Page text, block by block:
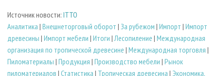
Источник новости: ITTO
Аналитика | Внешнеторговый оборот | За рубежом | Импорт | Импорт
древесины | Импорт мебели | Итоги |Лесопиление | Международная
организация по тропической древесине | Международная торговля |
Пиломатериалы | Продукция | Производство мебели | Рынок
пиломатериалов | Статистика | Тропическая древесина | Экономика,